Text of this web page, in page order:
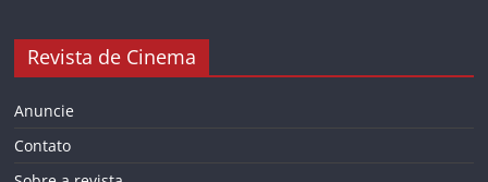
Revista de Cinema
Anuncie
Contato